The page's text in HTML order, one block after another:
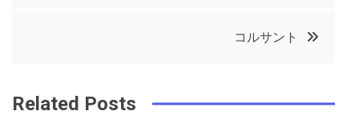
k
t
ビ
コルサント
Related Posts